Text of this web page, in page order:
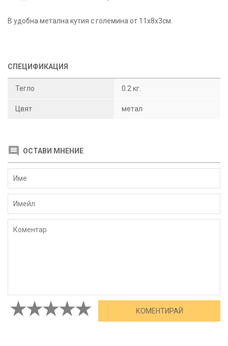
В удобна метална кутия с големина от 11х8х3см.
СПЕЦИФИКАЦИЯ
Тегло 0.2 кг.
Цвят метал
ОСТАВИ МНЕНИЕ